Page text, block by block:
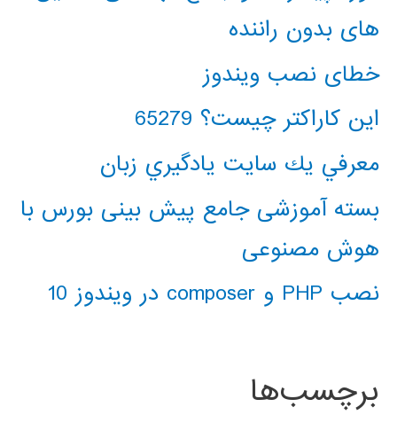
های بدون راننده
خطای نصب ویندوز
این کاراکتر چیست؟ 65279
معرفي يك سايت يادگيري زبان
بسته آموزشی جامع پیش بینی بورس با
هوش مصنوعی
نصب PHP و composer در ویندوز 10
برچسب‌ها